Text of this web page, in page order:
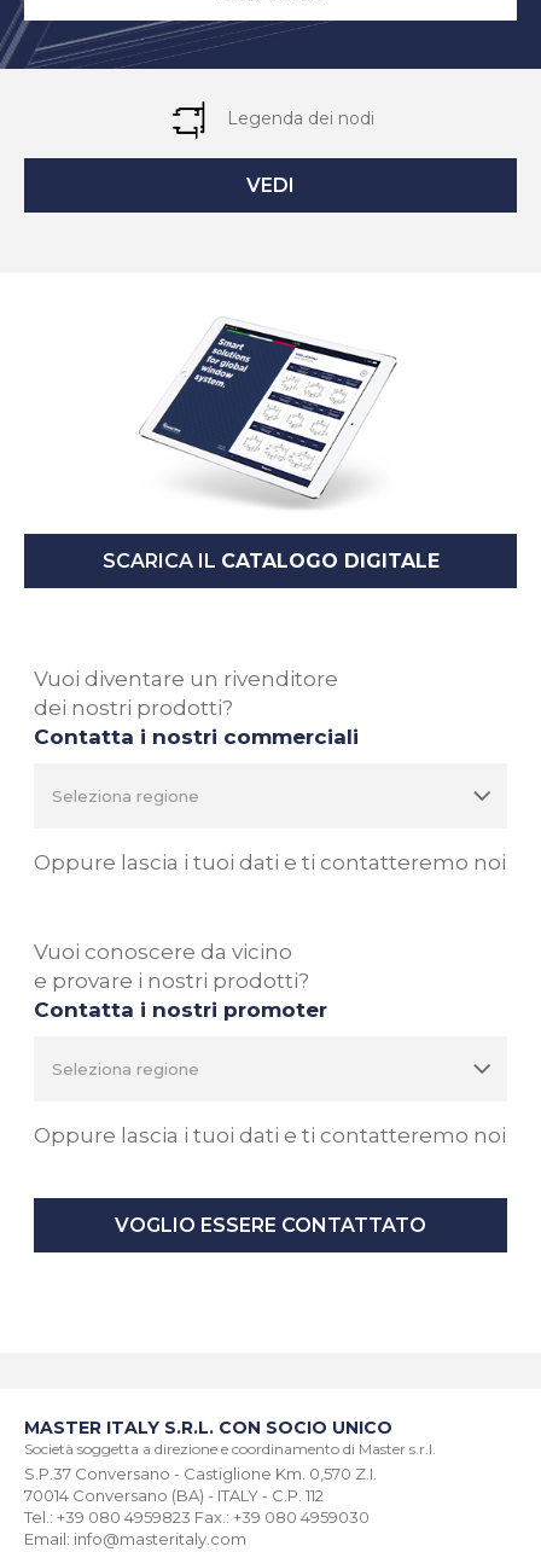
Legenda dei nodi
VEDI
SCARICA IL CATALOGO DIGITALE
Vuoi diventare un rivenditore
dei nostri prodotti?
Contatta i nostri commerciali
Oppure lascia i tuoi dati e ti contatteremo noi
Vuoi conoscere da vicino
e provare i nostri prodotti?
Contatta i nostri promoter
Oppure lascia i tuoi dati e ti contatteremo noi
VOGLIO ESSERE CONTATTATO
MASTER ITALY S.R.L. CON SOCIO UNICO
Società soggetta a direzione e coordinamento di Master s.r.l.
S.P.37 Conversano - Castiglione Km. 0,570 Z.I.
70014 Conversano (BA) - ITALY - C.P. 112
Tel.: +39 080 4959823 Fax.: +39 080 4959030
Email: info@masteritaly.com